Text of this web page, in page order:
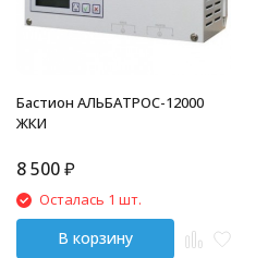
Бастион АЛЬБАТРОС-12000
ЖКИ
8 500₽
Осталась 1 шт.
В корзину